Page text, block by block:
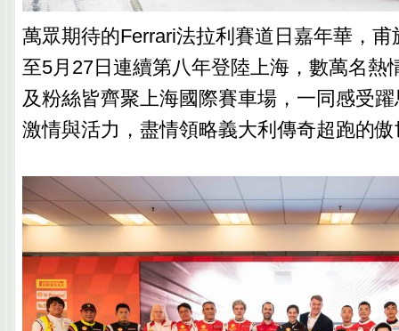
萬眾期待的Ferrari法拉利賽道日嘉年華，
至5月27日連續第八年登陸上海，數萬名熱
及粉絲皆齊聚上海國際賽車場，一同感受
激情與活力，盡情領略義大利傳奇超跑的